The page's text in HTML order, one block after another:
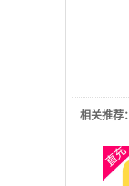
相关推荐：